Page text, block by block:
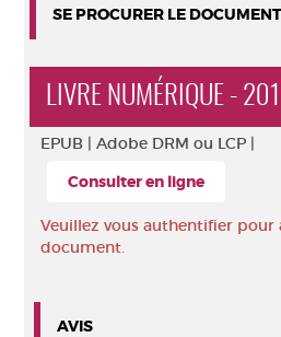
SE PROCURER LE DOCUMENT
LIVRE NUMÉRIQUE -
EPUB | Adobe DRM ou LCP |
Consulter en ligne
Veuillez vous authentifier pour
document.
AVIS